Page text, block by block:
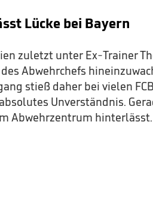
Lücke bei Bayern
zuletzt unter Ex-Trainer
Abwehrchefs
stieß daher bei vielen
Unverständnis.
Abwehrzentrum hinterlässt.